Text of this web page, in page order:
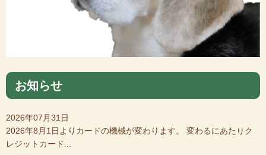
お知らせ
2026年07月31日
2026年8月1日よりカードの機械が変わります。 変わるにあたりク
レジットカード...